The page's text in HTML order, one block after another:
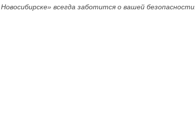
всегда заботится о вашей безопасности.